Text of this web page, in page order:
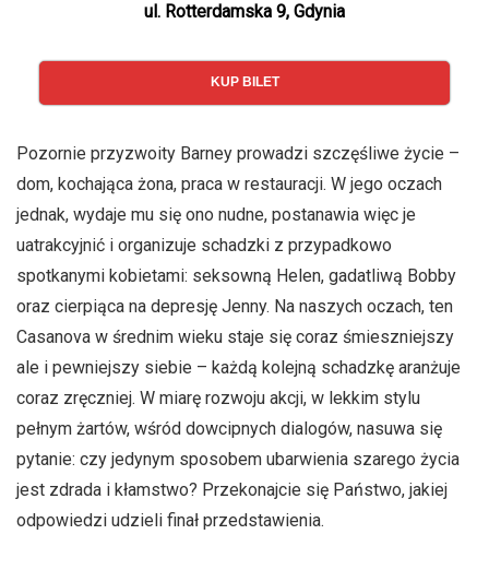
ul. Rotterdamska 9, Gdynia
KUP BILET
Pozornie przyzwoity Barney prowadzi szczęśliwe życie –
dom, kochająca żona, praca w restauracji. W jego oczach
jednak, wydaje mu się ono nudne, postanawia więc je
uatrakcyjnić i organizuje schadzki z przypadkowo
spotkanymi kobietami: seksowną Helen, gadatliwą Bobby
oraz cierpiąca na depresję Jenny. Na naszych oczach, ten
Casanova w średnim wieku staje się coraz śmieszniejszy
ale i pewniejszy siebie – każdą kolejną schadzkę aranżuje
coraz zręczniej. W miarę rozwoju akcji, w lekkim stylu
pełnym żartów, wśród dowcipnych dialogów, nasuwa się
pytanie: czy jedynym sposobem ubarwienia szarego życia
jest zdrada i kłamstwo? Przekonajcie się Państwo, jakiej
odpowiedzi udzieli finał przedstawienia.